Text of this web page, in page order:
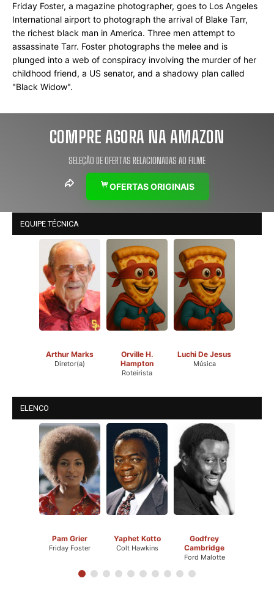
Friday Foster, a magazine photographer, goes to Los Angeles
International airport to photograph the arrival of Blake Tarr,
the richest black man in America. Three men attempt to
assassinate Tarr. Foster photographs the melee and is
plunged into a web of conspiracy involving the murder of her
childhood friend, a US senator, and a shadowy plan called
"Black Widow".
COMPRE AGORA NA AMAZON
SELEÇÃO DE OFERTAS RELACIONADAS AO FILME
OFERTAS ORIGINAIS
EQUIPE TÉCNICA
Arthur Marks
Diretor(a)
Orville H.
Hampton
Roteirista
Luchi De Jesus
Música
ELENCO
Pam Grier
Friday Foster
Yaphet Kotto
Colt Hawkins
Godfrey
Cambridge
Ford Malotte